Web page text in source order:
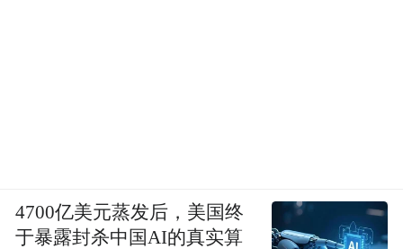
4700亿美元蒸发后，美国终
于暴露封杀中国AI的真实算